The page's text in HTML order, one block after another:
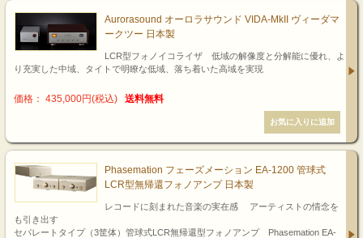
Aurorasound オーロラサウンド VIDA-MkII ヴィーダマ
ークツー 日本製
LCR型フォノイコライザ 低域の解像度と分解能に優れ、よ
り充実した中域、タイトで明瞭な低域、落ち着いた高域を実現
価格： 435,000円(税込) 送料無料
Phasemation フェーズメーション EA-1200 管球式
LCR型無帰還フォノアンプ 日本製
レコードに刻まれた音楽の実在感 アーティストの情念を
も引き出す
セパレートタイプ（3筐体）管球式LCR無帰還型フォノアンプ Phasemation EA-